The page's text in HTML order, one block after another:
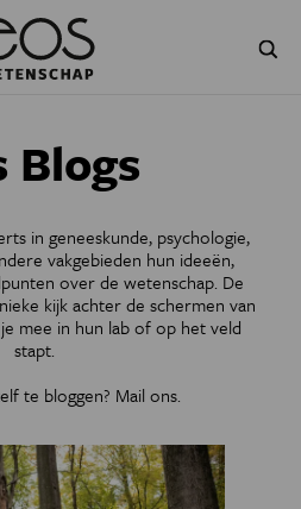
GESCHIEDENIS
BLOGS
Blogs
in geneeskunde, psychologie,
vakgebieden hun ideeën,
over de wetenschap. De
kijk achter de schermen van
mee in hun lab of op het veld
stapt.
te bloggen? Mail ons.